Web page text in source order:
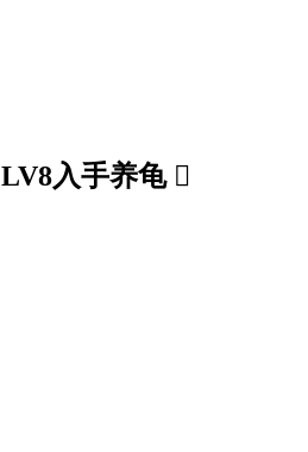
LV8入手养龟 